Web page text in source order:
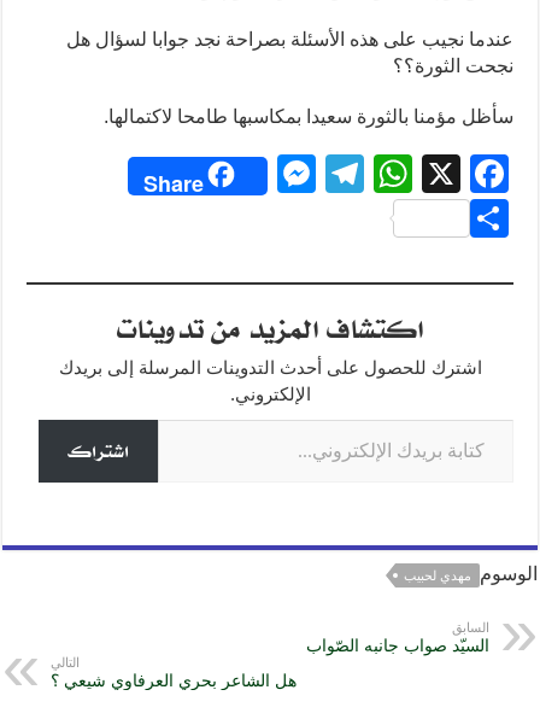
عندما نجيب على هذه الأسئلة بصراحة نجد جوابا لسؤال هل
نجحت الثورة؟؟
سأظل مؤمنا بالثورة سعيدا بمكاسبها طامحا لاكتمالها.
F
a
c
e
o
k
X
W
s
A
p
T
gr
a
m
M
e
n
g
er
Share
ar
اكتشاف المزيد من تدوينات
اشترك للحصول على أحدث التدوينات المرسلة إلى بريدك
الإلكتروني.
كتابة بريدك الإلكتروني...
اشتراك
الوسوم مهدي لحبيب
السابق
السيّد صواب جانبه الصّواب
التالي
هل الشاعر بحري العرفاوي شيعي ؟